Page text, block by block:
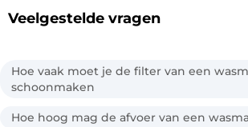
Veelgestelde vragen
Hoe vaak moet je de filter van een
schoonmaken
Hoe hoog mag de afvoer van een